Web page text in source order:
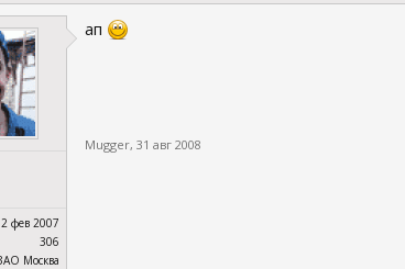
2 фев 2007
306
Москва
ап
Mugger, 31 авг 2008